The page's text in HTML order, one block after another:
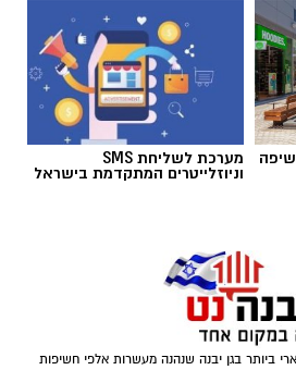
‏כדי לעקוב אחרי הערוץ גן יבנה נט ב-WhatsApp
מערכת לשליחת SMS
וניוזלייטרים המתקדמת בישראל
ביותר בגן יבנה שנהנה מעשרות אלפי חשיפות